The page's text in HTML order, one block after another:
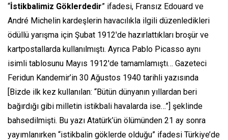
“İstikbalimiz Göklerdedir” ifadesi, Fransız Edouard ve
André Michelin kardeşlerin havacılıkla ilgili düzenledikleri
ödüllü yarışma için Şubat 1912'de hazırlattıkları broşür ve
kartpostallarda kullanılmıştı. Ayrıca Pablo Picasso aynı
isimli tablosunu Mayıs 1912'de tamamlamıştı… Gazeteci
Feridun Kandemir’in 30 Ağustos 1940 tarihli yazısında
[Bizde ilk kez kullanılan: “Bütün dünyanın yıllardan beri
bağırdığı gibi milletin istikbali havalarda ise…”] şeklinde
bahsedilmişti. Bu yazı Atatürk’ün ölümünden 21 ay sonra
yayımlanırken “istikbalin göklerde olduğu” ifadesi Türkiye’de